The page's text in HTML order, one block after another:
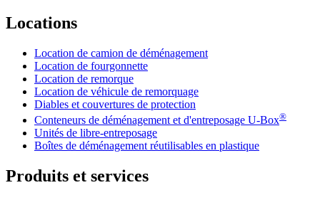
Locations
Location de camion de déménagement
Location de fourgonnette
Location de remorque
Location de véhicule de remorquage
Diables et couvertures de protection
Conteneurs de déménagement et d'entreposage U-Box®
Unités de libre-entreposage
Boîtes de déménagement réutilisables en plastique
Produits et services